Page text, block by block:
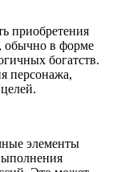
приобретения
обычно в форме
богатств.
персонажа,
элементы